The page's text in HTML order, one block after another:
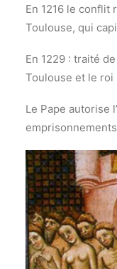
En 1216 le conflit
Toulouse, qui
En 1229 : traité
Toulouse et le roi
Le Pape autorise